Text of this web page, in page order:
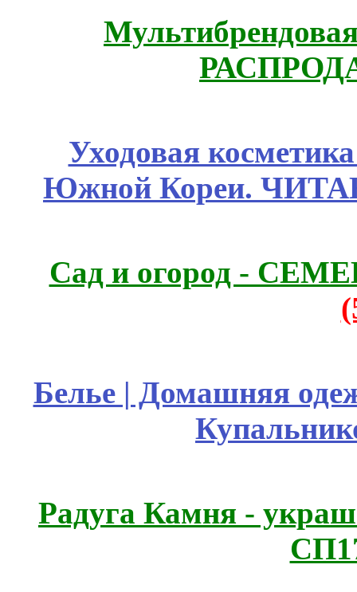
Уходовая
Южной Кореи.
Сад и огород -
Белье | Домашняя
Радуга Камня -